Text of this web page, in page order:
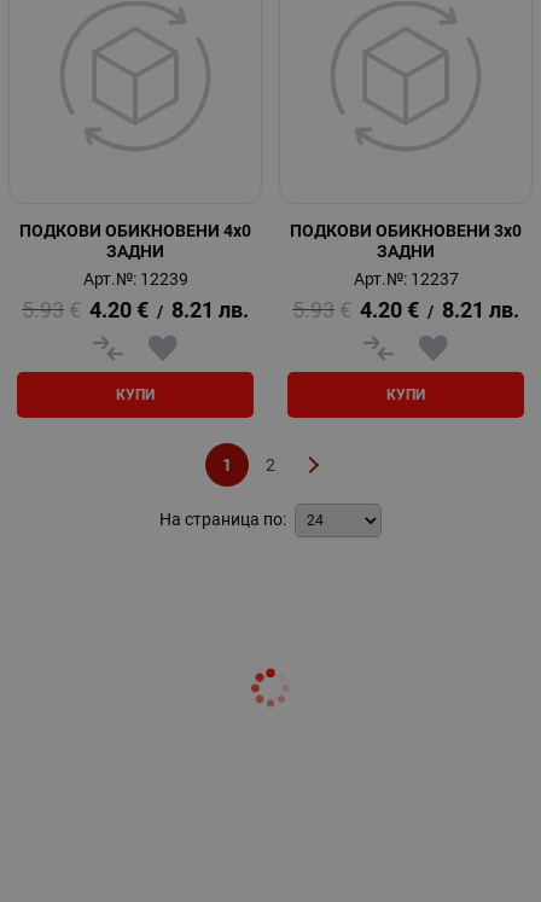
ПОДКОВИ ОБИКНОВЕНИ 4x0
ЗАДНИ
Арт.№: 12239
5.93 € 4.20 € / 8.21 лв.
КУПИ
ПОДКОВИ ОБИКНОВЕНИ 3x0
ЗАДНИ
Арт.№: 12237
5.93 € 4.20 € / 8.21 лв.
КУПИ
1 2
На страница по: